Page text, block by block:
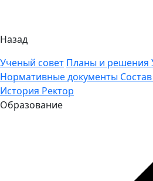
Назад
Ученый совет Планы и решения
Нормативные документы
История Ректор
Образование